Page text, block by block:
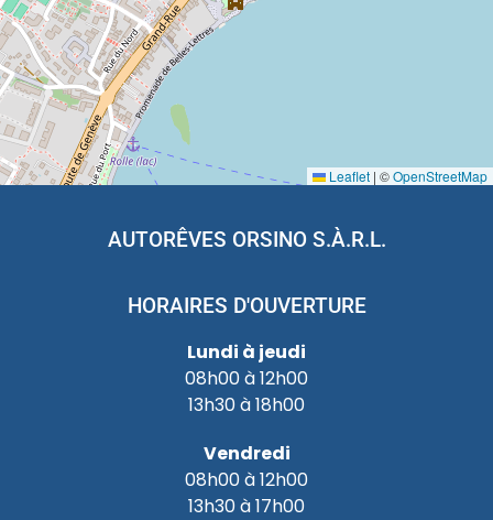
Leaflet | ©OpenStreetMap
AUTORÊVES ORSINO S.À.R.L.
HORAIRES D'OUVERTURE
Lundi à jeudi
08h00 à 12h00
13h30 à 18h00
Vendredi
08h00 à 12h00
13h30 à 17h00